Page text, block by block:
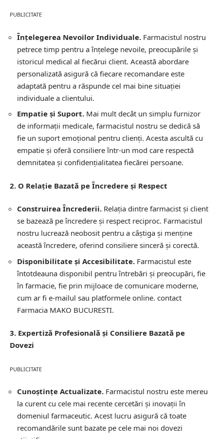
PUBLICITATE
Înțelegerea Nevoilor Individuale. Farmacistul nostru
petrece timp pentru a înțelege nevoile, preocupările și
istoricul medical al fiecărui client. Această abordare
personalizată asigură că fiecare recomandare este
adaptată pentru a răspunde cel mai bine situației
individuale a clientului.
Empatie și Suport. Mai mult decât un simplu furnizor
de informații medicale, farmacistul nostru se dedică să
fie un suport emoțional pentru clienți. Acesta ascultă cu
empatie și oferă consiliere într-un mod care respectă
demnitatea și confidențialitatea fiecărei persoane.
2. O Relație Bazată pe Încredere și Respect
Construirea Încrederii. Relația dintre farmacist și client
se bazează pe încredere și respect reciproc. Farmacistul
nostru lucrează neobosit pentru a câștiga și menține
această încredere, oferind consiliere sinceră și corectă.
Disponibilitate și Accesibilitate. Farmacistul este
întotdeauna disponibil pentru întrebări și preocupări, fie
în farmacie, fie prin mijloace de comunicare moderne,
cum ar fi e-mailul sau platformele online. contact
Farmacia MAKO BUCURESTI.
3. Expertiză Profesională și Consiliere Bazată pe
Dovezi
PUBLICITATE
Cunoștințe Actualizate. Farmacistul nostru este mereu
la curent cu cele mai recente cercetări și inovații în
domeniul farmaceutic. Acest lucru asigură că toate
recomandările sunt bazate pe cele mai noi dovezi